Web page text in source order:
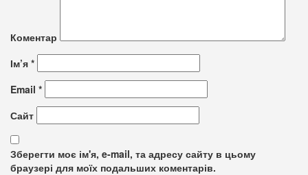
Коментар
Ім’я *
Email *
Сайт
Зберегти моє ім'я, e-mail, та адресу сайту в цьому
браузері для моїх подальших коментарів.